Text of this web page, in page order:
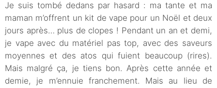
Je suis tombé dedans par hasard : ma tante et ma
maman m’offrent un kit de vape pour un Noël et deux
jours après… plus de clopes ! Pendant un an et demi,
je vape avec du matériel pas top, avec des saveurs
moyennes et des atos qui fuient beaucoup (rires).
Mais malgré ça, je tiens bon. Après cette année et
demie, je m’ennuie franchement. Mais au lieu de